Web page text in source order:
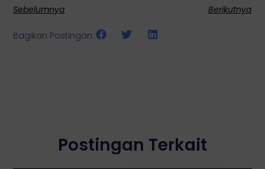
Sebelumnya Berikutnya
Bagikan Postingan:
Postingan Terkait